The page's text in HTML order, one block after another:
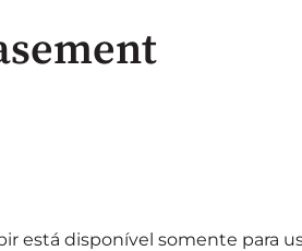
está disponível somente para